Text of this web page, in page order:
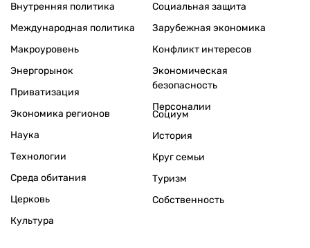
Внутренняя политика
Международная политика
Макроуровень
Энергорынок
Приватизация
Экономика регионов
Социальная защита
Зарубежная экономика
Конфликт интересов
Экономическая
безопасность
Персоналии
Наука
Технологии
Среда обитания
Церковь
Культура
Социум
История
Круг семьи
Туризм
Собственность